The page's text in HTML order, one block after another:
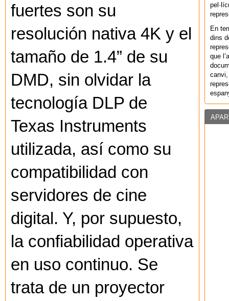
fuertes son su
resolución nativa 4K y el
tamaño de 1.4” de su
DMD, sin olvidar la
tecnología DLP de
Texas Instruments
utilizada, así como su
compatibilidad con
servidores de cine
digital. Y, por supuesto,
la confiabilidad operativa
en uso continuo. Se
trata de un proyector
En
dins
que
canvi,